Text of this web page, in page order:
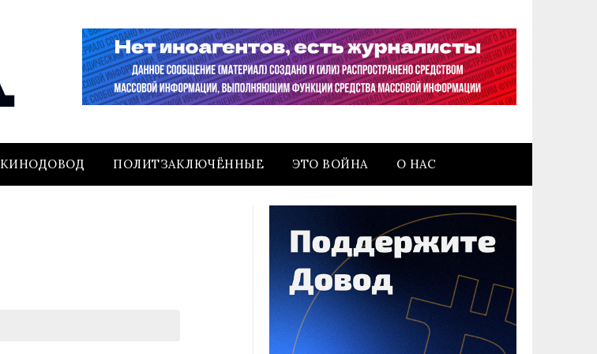
КИНОДОВОД ПОЛИТЗАКЛЮЧЁННЫЕ ЭТО ВОЙНА О НАС